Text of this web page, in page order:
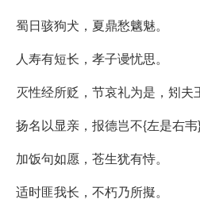
蜀日骇狗犬，夏鼎愁魑魅。
人寿有短长，孝子谩忧思。
灭性经所贬，节哀礼为是，矧夫
扬名以显亲，报德岂不{左是右韦}
加饭句如愿，苍生犹有恃。
适时匪我长，不朽乃所擬。